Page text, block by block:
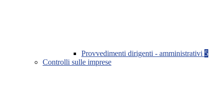
Provvedimenti dirigenti - amministrativi 5
Controlli sulle imprese